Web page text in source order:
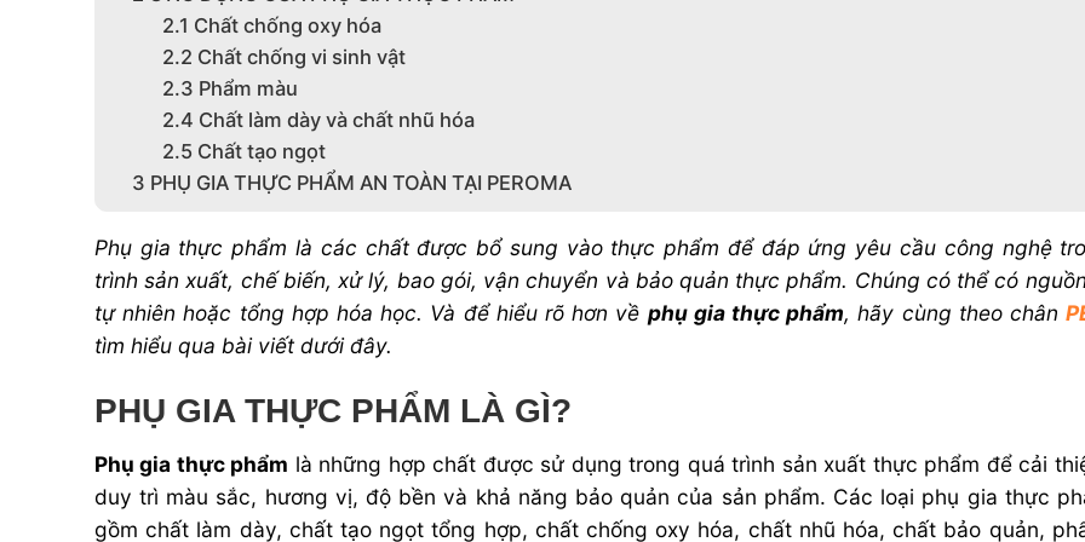
2.1 Chất chống oxy hóa
2.2 Chất chống vi sinh vật
2.3 Phẩm màu
2.4 Chất làm dày và chất nhũ hóa
2.5 Chất tạo ngọt
3 PHỤ GIA THỰC PHẨM AN TOÀN TẠI PEROMA
Phụ gia thực phẩm là các chất được bổ sung vào thực phẩm để đáp ứng yêu cầu công nghệ
trình sản xuất, chế biến, xử lý, bao gói, vận chuyển và bảo quản thực phẩm. Chúng có thểcó
tự nhiên hoặc tổng hợp hóa học. Và để hiểu rõ hơn về phụ gia thực phẩm, hãy cùng theo chân
tìm hiểu qua bài viết dưới đây.
PHỤ GIA THỰC PHẨM LÀ GÌ?
Phụ gia thực phẩm là những hợp chất được sử dụng trong quá trình sản xuất thực phẩm để cải
duy trì màu sắc, hương vị, độ bền và khả năng bảo quản của sản phẩm. Các loại phụ gia thực
gồm chất làm dày, chất tạo ngọt tổng hợp, chất chống oxy hóa, chất nhũ hóa, chất bảo quản,